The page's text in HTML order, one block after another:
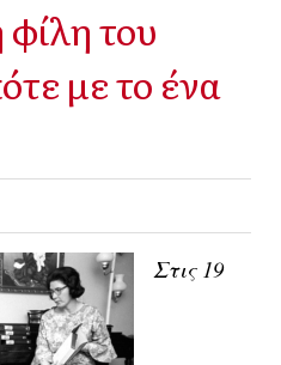
του
με το ένα
Στις 19